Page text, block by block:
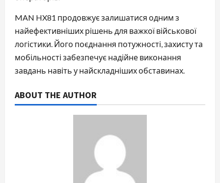
MAN HX81 продовжує залишатися одним з
найефективніших рішень для важкої військової
логістики. Його поєднання потужності, захисту та
мобільності забезпечує надійне виконання
завдань навіть у найскладніших обставинах.
ABOUT THE AUTHOR